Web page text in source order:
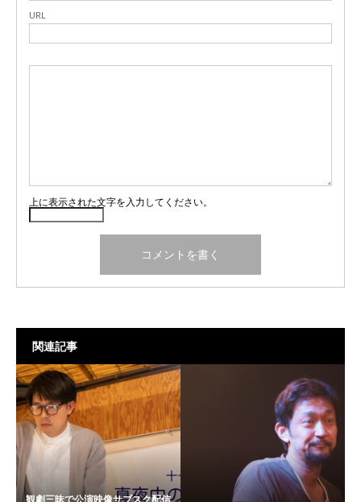
URL
上に表示された文字を入力してください。
関連記事
観劇三昧で公演映像サブスク配信